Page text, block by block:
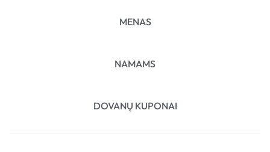
MENAS
NAMAMS
DOVANŲ KUPONAI